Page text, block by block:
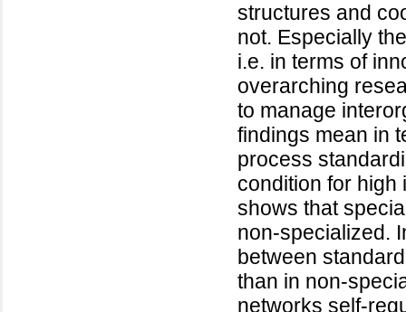
structures and
not. Especially
i.e. in terms of
overarching
to manage
findings mean in
process
condition for
shows that
non-specialized.
between
than in non-
networks self-